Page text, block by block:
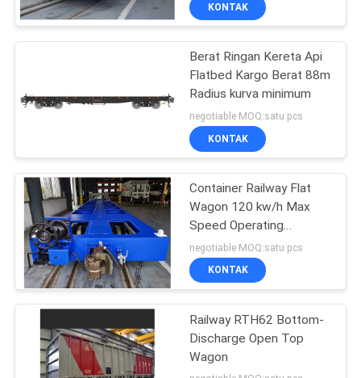
KONTAK
Berat Ringan Kereta Api
Flatbed Kargo Berat 88m
Radius kurva minimum
negotiable MOQ:satu pcs
KONTAK
Container Railway Flat
Wagon 120 kw/h Max
Speed Operating
Standard
negotiable MOQ:satu pcs
KONTAK
Railway RTH62 Bottom-
Discharge Open Top
Wagon